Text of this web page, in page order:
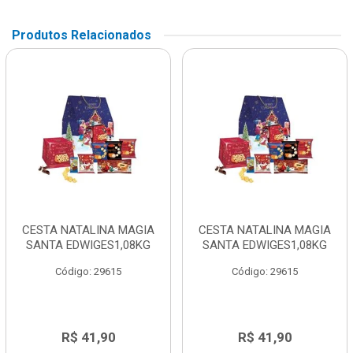
Produtos Relacionados
CESTA NATALINA MAGIA
SANTA EDWIGES1,08KG
Código: 29615
R$ 41,90
CESTA NATALINA MAGIA
SANTA EDWIGES1,08KG
Código: 29615
R$ 41,90